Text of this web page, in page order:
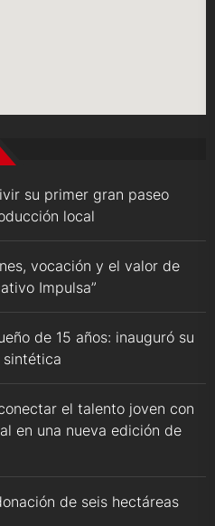
su primer gran paseo
local
vocación y el valor de
Impulsa”
de 15 años: inauguró su
sintética
el talento joven con
en una nueva edición de
de seis hectáreas